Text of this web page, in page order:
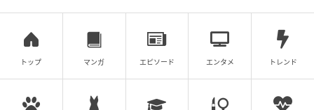
トップ マンガ エピソード エンタメ トレンド